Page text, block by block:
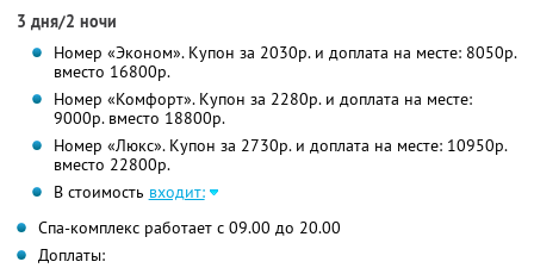
3 дня/2 ночи
Номер «Эконом». Купон за 2030р. и доплата на месте: 8050р.
вместо 16800р.
Номер «Комфорт». Купон за 2280р. и доплата на месте:
9000р. вместо 18800р.
Номер «Люкс». Купон за 2730р. и доплата на месте: 10950р.
вместо 22800р.
В стоимость входит:
Спа-комплекс работает с 09.00 до 20.00
Доплаты: